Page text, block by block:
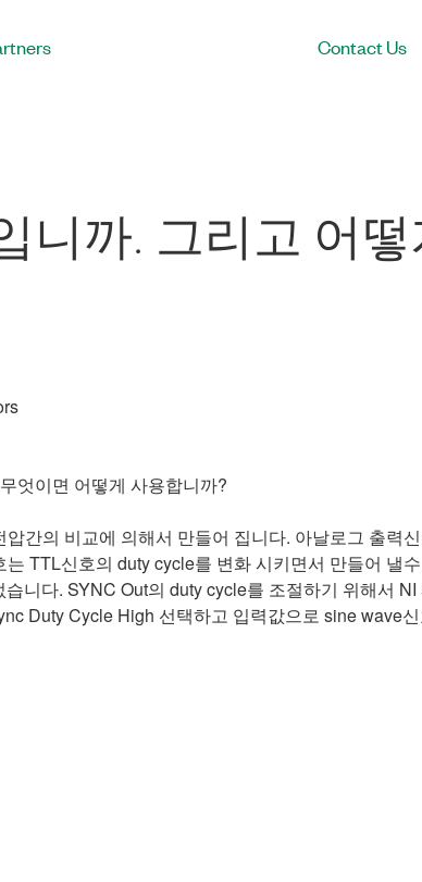
Contact Us
니까. 그리고 어
엇이면 어떻게 사용합니까?
간의 비교에 의해서 만들어 집니다. 아날로그 출력
TTL신호의 duty cycle를 변화 시키면서 만들어 낼
니다. SYNC Out의 duty cycle를 조절하기 위해서
Duty Cycle High 선택하고 입력값으로 sine wave